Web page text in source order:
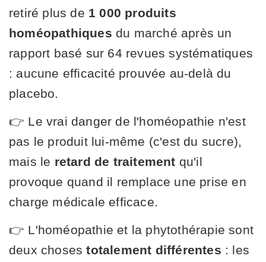
retiré plus de 1 000 produits
homéopathiques du marché après un
rapport basé sur 64 revues systématiques
: aucune efficacité prouvée au-delà du
placebo.
👉 Le vrai danger de l'homéopathie n'est
pas le produit lui-même (c'est du sucre),
mais le retard de traitement qu'il
provoque quand il remplace une prise en
charge médicale efficace.
👉 L'homéopathie et la phytothérapie sont
deux chosestotalement différentes : les